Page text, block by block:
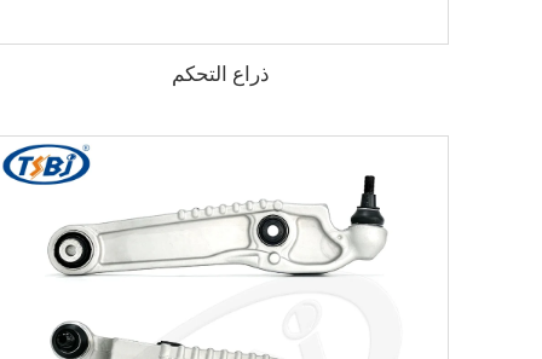
ذراع التحكم